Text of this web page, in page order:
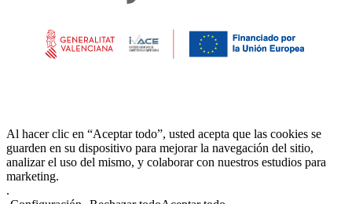
Al hacer clic en “Aceptar todo”, usted acepta que las cookies se
guarden en su dispositivo para mejorar la navegación del sitio,
analizar el uso del mismo, y colaborar con nuestros estudios para
marketing.
.